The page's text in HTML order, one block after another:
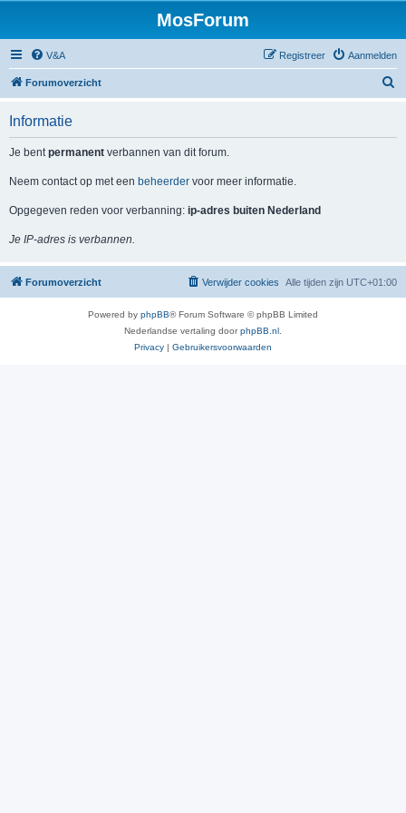
MosForum
V&A Aanmelden
Registreer
Forumoverzicht
Informatie
Je bentpermanent verbannen van dit forum.
Neem contact op met een beheerder voor meer informatie.
Opgegeven reden voor verbanning: ip-adres buiten Nederland
Je IP-adres is verbannen.
Forumoverzicht Alle tijden zijn UTC+01:00
Verwijder cookies
Powered by phpBB® Forum Software © phpBB Limited
Nederlandse vertaling doorphpBB.nl
Privacy | Gebruikersvoorwaarden